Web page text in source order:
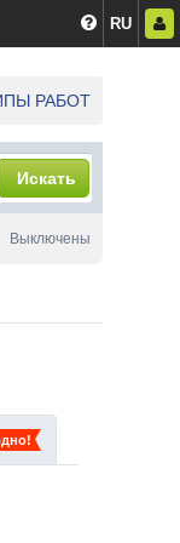
RU
РАБОТ
Искать
Выключены